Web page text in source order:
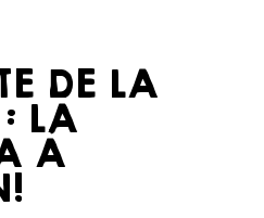
DE LA
LA
À